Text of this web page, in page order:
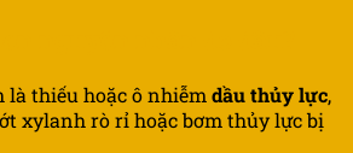
thiếu hoặc ô nhiễmdầu thủy lực,
xylanh rò rỉ hoặc bơm thủy lực bị